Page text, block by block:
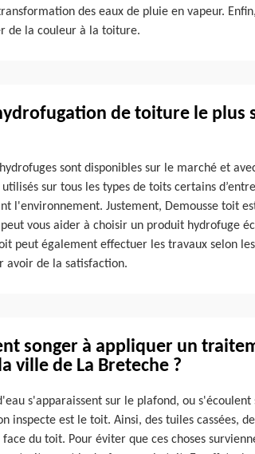
des eaux de pluie en vapeur.
de la couleur à la toiture.
de toiture le plus
sont disponibles sur le marché et
sur tous les types de toits certains
l'environnement. Justement, Demousse toit
vous aider à choisir un produit hydrofuge
peut également effectuer les travaux selon
avoir de la satisfaction.
songer à appliquer un
ville de La Breteche ?
s'apparaissent sur le plafond, ou
inspecte est le toit. Ainsi, des tuiles cassées,
du toit. Pour éviter que ces choses